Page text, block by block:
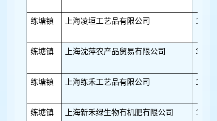
练塘镇 上海凌垣工艺品有限公司 13281
练塘镇 上海沈萍农产品贸易有限公司 32185
练塘镇 上海练禾工艺品有限公司 12023
练塘镇 上海新禾绿生物有机肥有限公司